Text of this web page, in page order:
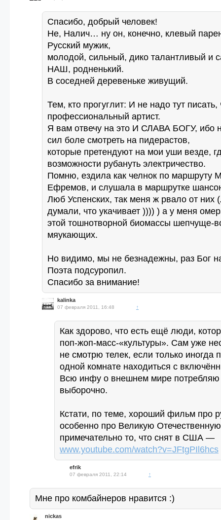
Спасибо, добрый человек!
Не, Налич… ну он, конечно, клевый
Русский мужик,
молодой, сильный, дико талантливый и
НАШ, родненький.
В соседней деревеньке живущий.
Тем, кто прогуглит: И не надо тут писать,
профессиональный артист.
Я вам отвечу на это И СЛАВА БОГУ, ибо
сил боле смотреть на пидерастов,
которые претендуют на мои уши везде,
возможности рубануть электричество.
Помню, ездила как челнок по маршруту
Ефремов, и слушала в маршрутке
Люб Успенских, так меня ж рвало от них
думали, что укачивает )))) ) а у меня
этой тошнотворной биомассы шепчуще-
мяукающих.
Но видимо, мы не безнадежны, раз Бог
Поэта подсуропил.
Спасибо за внимание!
kalinka
07 февраля 2011, 16:48 ↑
Как здорово, что есть ещё люди,
поп-жоп-масс-«культуры». Сам уже
не смотрю телек, если только иногда
одной комнате находиться с
Всю инфу о внешнем мире потребляю
выборочно.
Кстати, по теме, хороший фильм про
особенно про Великую
примечательно то, что снят в США —
www.youtube.com/watch?v=JFtgPIl6hcs
efrik
07 февраля 2011, 22:14 ↑
Мне про комбайнеров нравится :)
nickas